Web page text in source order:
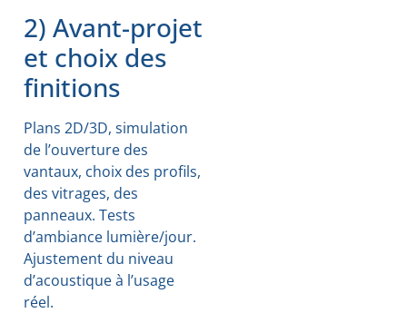
2) Avant-projet
et choix des
finitions
Plans 2D/3D, simulation
de l’ouverture des
vantaux, choix des profils,
des vitrages, des
panneaux. Tests
d’ambiance lumière/jour.
Ajustement du niveau
d’acoustique à l’usage
réel.